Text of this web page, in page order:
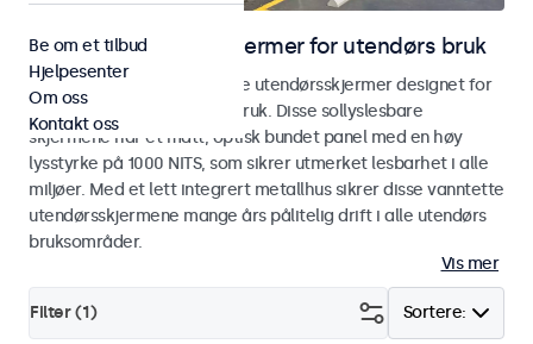
Skjermer og touchskjermer for utendørs bruk
Utforsk våre værbestandige utendørsskjermer designet for
industriell og kommersiell bruk. Disse sollyslesbare
skjermene har et matt, optisk bundet panel med en høy
lysstyrke på 1000 NITS, som sikrer utmerket lesbarhet i alle
miljøer. Med et lett integrert metallhus sikrer disse vanntette
utendørsskjermene mange års pålitelig drift i alle utendørs
bruksområder.
Vis mer
Sortere:
Filter (1)
Be om et tilbud
Hjelpesenter
Om oss
Kontakt oss